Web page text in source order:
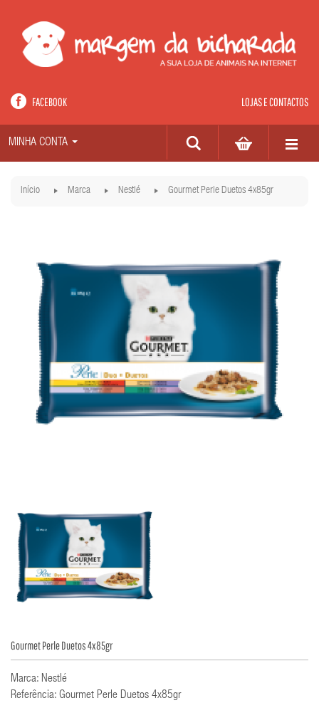
LOJAS E CONTACTOS
FACEBOOK
MINHA CONTA
Início Marca Nestlé Gourmet Perle Duetos 4x85gr
Gourmet Perle Duetos 4x85gr
Marca: Nestlé
Referência: Gourmet Perle Duetos 4x85gr